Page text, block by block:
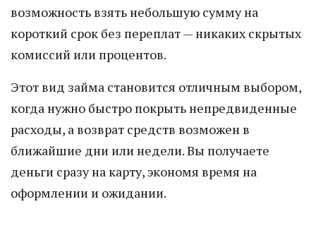
возможность взять небольшую сумму на
короткий срок без переплат — никаких скрытых
комиссий или процентов.
Этот вид займа становится отличным выбором,
когда нужно быстро покрыть непредвиденные
расходы, а возврат средств возможен в
ближайшие дни или недели. Вы получаете
деньги сразу на карту, экономя время на
оформлении и ожидании.